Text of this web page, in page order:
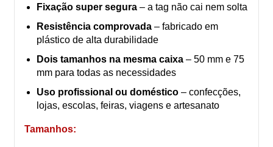
Fixação super segura – a tag não cai nem solta
Resistência comprovada – fabricado em
plástico de alta durabilidade
Dois tamanhos na mesma caixa – 50 mm e 75
mm para todas as necessidades
Uso profissional ou doméstico – confecções,
lojas, escolas, feiras, viagens e artesanato
Tamanhos: